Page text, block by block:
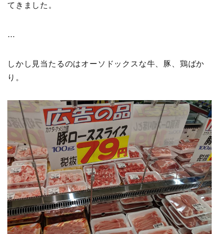
てきました。
…
しかし見当たるのはオーソドックスな牛、豚、鶏ばか
り。